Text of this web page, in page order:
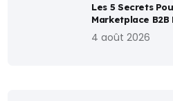
Les 5 Secrets
Marketplace B2B
4 août 2026